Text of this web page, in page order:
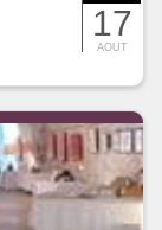
17
AOUT